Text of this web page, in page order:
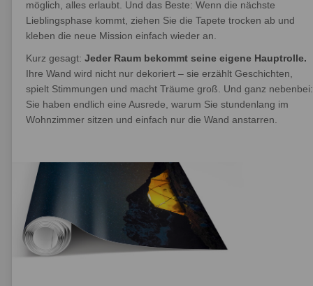
möglich, alles erlaubt. Und das Beste: Wenn die nächste
Lieblingsphase kommt, ziehen Sie die Tapete trocken ab und
kleben die neue Mission einfach wieder an.
Kurz gesagt: Jeder Raum bekommt seine eigene Hauptrolle.
Ihre Wand wird nicht nur dekoriert – sie erzählt Geschichten,
spielt Stimmungen und macht Träume groß. Und ganz nebenbei:
Sie haben endlich eine Ausrede, warum Sie stundenlang im
Wohnzimmer sitzen und einfach nur die Wand anstarren.